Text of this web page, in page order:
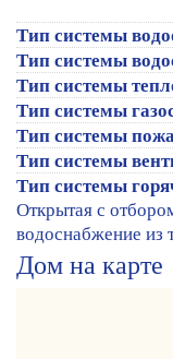
Тип системы
Тип системы
Тип системы
Тип системы
Тип системы
Тип системы
Тип системы
Открытая с
водоснабжение из
Дом на карте